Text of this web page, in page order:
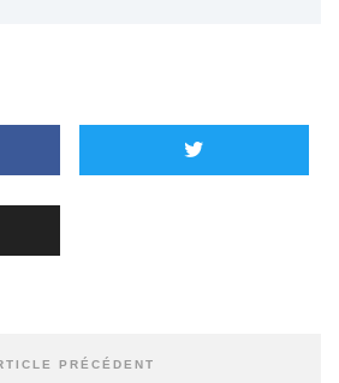
PRÉCÉDENT